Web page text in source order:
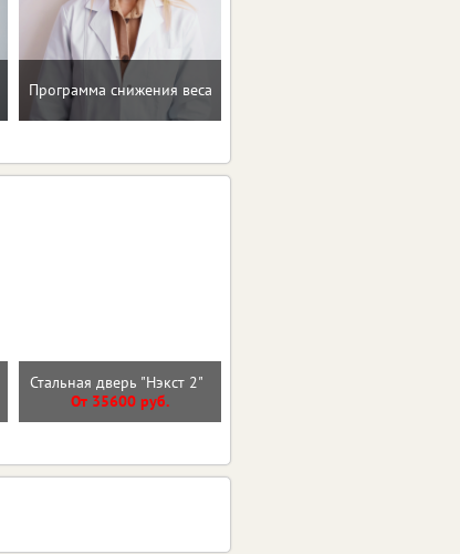
Программа снижения веса
Стальная дверь "Нэкст 2"
От 35600 руб.